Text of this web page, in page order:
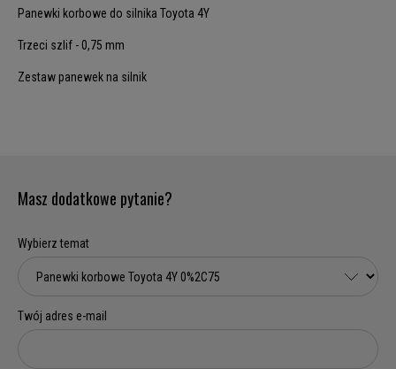
Panewki korbowe do silnika Toyota 4Y
Trzeci szlif - 0,75 mm
Zestaw panewek na silnik
Masz dodatkowe pytanie?